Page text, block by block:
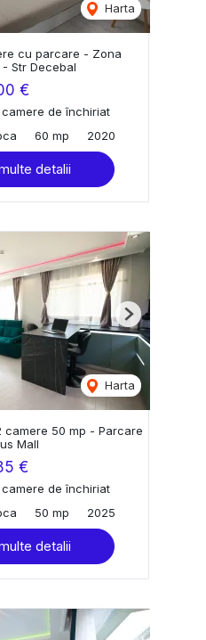
Harta
cu parcare - Zona
- Str Decebal
€
de închiriat
60 mp 2020
detalii
Harta
Next
camere 50 mp - Parcare
Mall
€
de închiriat
50 mp 2025
detalii